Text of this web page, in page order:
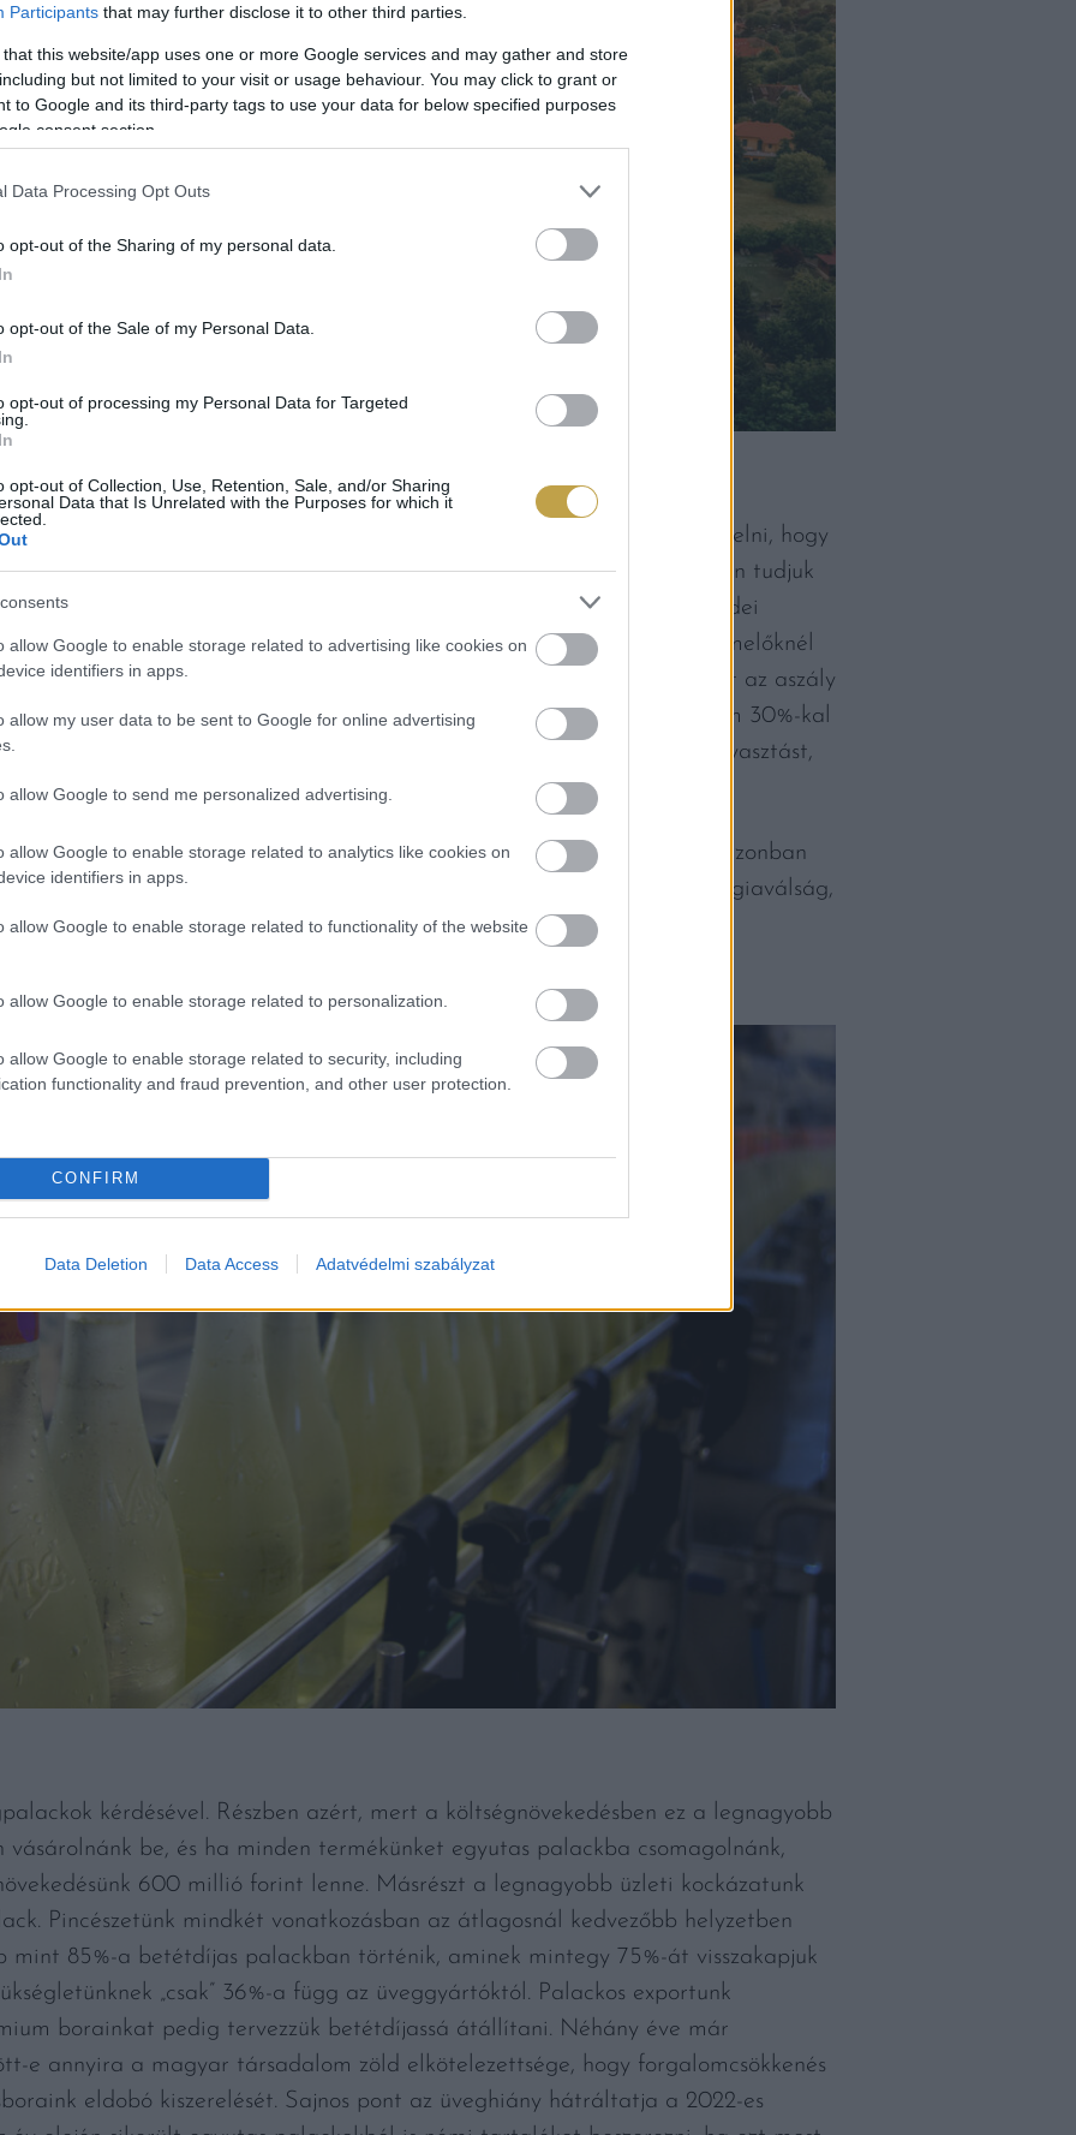
Participants that may further disclose it to other third parties.
that this website/app uses one or more Google services and may gather and store
but not limited to your visit or usage behaviour. You may click to grant or
to Google and its third-party tags to use your data for below specified purposes
consent section.
Data Processing Opt Outs
opt-out of the Sharing of my personal data.
opt-out of the Sale of my Personal Data.
opt-out of processing my Personal Data for Targeted
opt-out of Collection, Use, Retention, Sale, and/or Sharing
Data that Is Unrelated with the Purposes for which it
allow Google to enable storage related to advertising like cookies on
identifiers in apps.
allow my user data to be sent to Google for online advertising
allow Google to send me personalized advertising.
allow Google to enable storage related to analytics like cookies on
identifiers in apps.
allow Google to enable storage related to functionality of the website
allow Google to enable storage related to personalization.
allow Google to enable storage related to security, including
functionality and fraud prevention, and other user protection.
CONFIRM
Data Deletion Data Access Adatvédelmi szabályzat
23%-kal fognak növekedni, tehát ennyivel kellene az árainkat emelni, hogy
Az árak mai ismereteink szerinti alakulását viszonylag pontosan tudjuk
mennyi az energiaválság hatása nehéz megmondani. Az idei
10%-kal emelkedett. Mivel az energiaválság hatása a szőlőtermelőknél
eredményezhetett, ez úgy tűnik, mintha rendben lenne. De nem, mert az aszály
a 2022-es termést. Ha nem lenne energiaválság, a szőlőár minimum 30%-kal
óvatosak, nem tudják, hogy a recesszió mennyire csökkenti a borfogyasztást,
hogy a termelésükhöz lesz-e elég palack.
több tényező bonyolult egymásra hatása következtében valósul meg, azonban
hogy 7-8%-os áremelésre akkor is szükségünk lenne, ha nem lenne energiaválság,
15-16%-ra becsülhető.
VAGY AZ EGYUTAS?
kérdésével. Részben azért, mert a költségnövekedésben ez a legnagyobb
be, és ha minden termékünket egyutas palackba csomagolnánk,
600 millió forint lenne. Másrészt a legnagyobb üzleti kockázatunk
Pincészetünk mindkét vonatkozásban az átlagosnál kedvezőbb helyzetben
mint 85%-a betétdíjas palackban történik, aminek mintegy 75%-át visszakapjuk
„csak” 36%-a függ az üveggyártóktól. Palackos exportunk
borainkat pedig tervezzük betétdíjassá átállítani. Néhány éve már
e annyira a magyar társadalom zöld elkötelezettsége, hogy forgalomcsökkenés
eldobó kiszerelését. Sajnos pont az üveghiány hátráltatja a 2022-es